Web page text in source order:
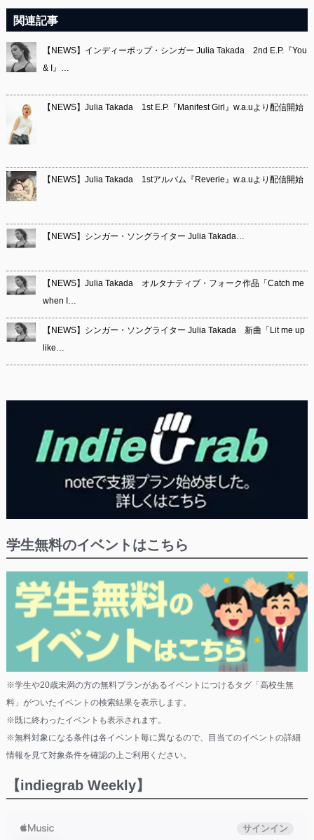
関連記事
【NEWS】インディーポップ・シンガー Julia Takada 2nd E.P.『You
& I』…
【NEWS】Julia Takada 1st E.P.『Manifest Girl』w.a.uより配信開始
【NEWS】Julia Takada 1stアルバム『Reverie』w.a.uより配信開始
【NEWS】シンガー・ソングライター Julia Takada…
【NEWS】Julia Takada オルタナティブ・フォーク作品「Catch me
when I…
【NEWS】シンガー・ソングライター Julia Takada 新曲「Lit me up
like…
学生無料のイベントはこちら
※学生や20歳未満の方の無料プランがあるイベントにつけるタグ「高校生無
料」がついたイベントの検索結果を表示します。
※既に終わったイベントも表示されます。
※無料対象になる条件は各イベント毎に異なるので、目当てのイベントの詳細
情報を見て対象条件を確認の上ご利用ください。
【indiegrab Weekly】